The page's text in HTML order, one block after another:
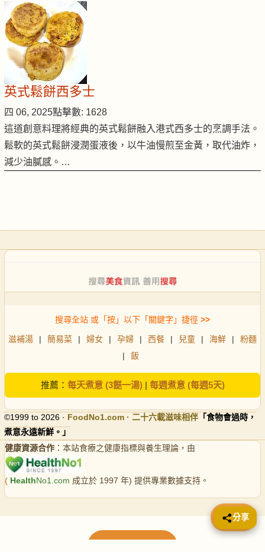
英式鬆餅西多士
四 06, 2025點擊數: 1628
這道創意料理將經典的英式鬆餅融入港式西多士的烹調手法。
鬆軟的英式鬆餅浸潤蛋液後，以牛油慢煎至金黃，取代油炸，
減少油膩感。…
搜尋全站 或「按」以下「關鍵字」捷徑 >>
滋補湯 | 簡易菜 | 婦女 | 孕婦 | 西餐 | 兒童 | 海鮮 |
粉麵
|
飯
推薦： 每天煮意 (3餸一湯)| 每週煮意 (每週5天)
©1999 to 2026 · FoodNo1.com · 二十六載滋味相伴 「食物會過時，
煮意永遠新鮮。」
健康資源合作 ：本站食療之健康指標與養生理論，由
( HealthNo1.com 成立於 1997 年) 提供專業數據支持。
📤 分享
分享